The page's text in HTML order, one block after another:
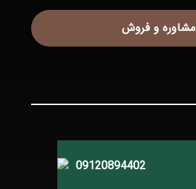
مشاوره و فروش
09120894402